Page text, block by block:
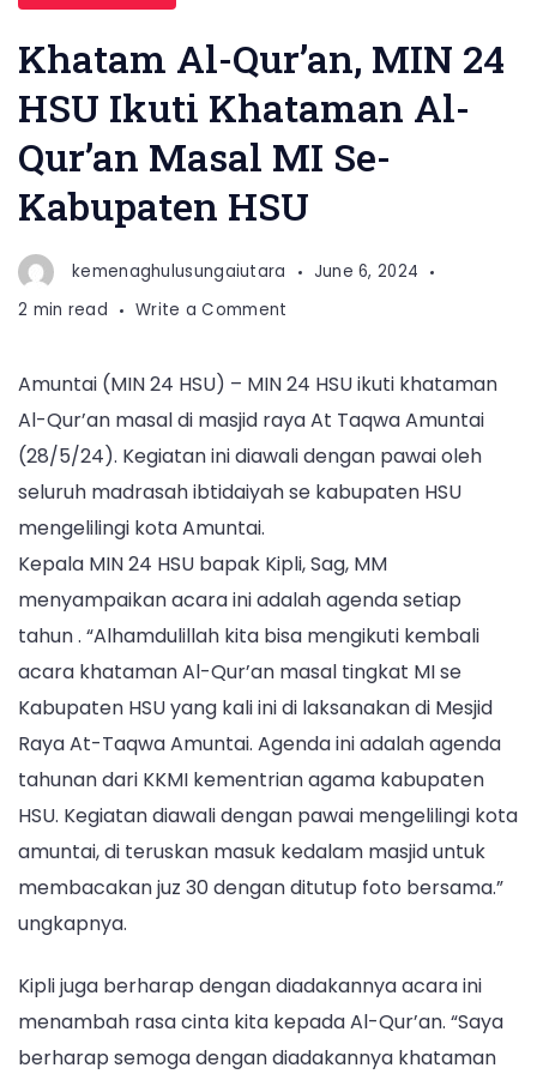
Khatam Al-Qur’an, MIN 24
HSU Ikuti Khataman Al-
Qur’an Masal MI Se-
Kabupaten HSU
kemenaghulusungaiutara
June 6, 2024
2 min read
Write a Comment
Qur’an,
MIN
24
HSU
Al-
Qur’an
Se-
Kabupaten
HSU
Amuntai (MIN 24 HSU) – MIN 24 HSU ikuti khataman
Al-Qur’an masal di masjid raya At Taqwa Amuntai
(28/5/24). Kegiatan ini diawali dengan pawai oleh
seluruh madrasah ibtidaiyah se kabupaten HSU
mengelilingi kota Amuntai.
Kepala MIN 24 HSU bapak Kipli, Sag, MM
menyampaikan acara ini adalah agenda setiap
tahun . “Alhamdulillah kita bisa mengikuti kembali
acara khataman Al-Qur’an masal tingkat MI se
Kabupaten HSU yang kali ini di laksanakan di Mesjid
Raya At-Taqwa Amuntai. Agenda ini adalah agenda
tahunan dari KKMI kementrian agama kabupaten
HSU. Kegiatan diawali dengan pawai mengelilingi kota
amuntai, di teruskan masuk kedalam masjid untuk
membacakan juz 30 dengan ditutup foto bersama.”
ungkapnya.
Kipli juga berharap dengan diadakannya acara ini
menambah rasa cinta kita kepada Al-Qur’an. “Saya
berharap semoga dengan diadakannya khataman